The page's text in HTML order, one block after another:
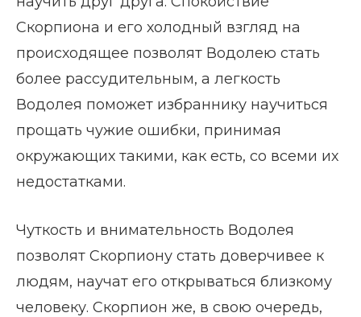
Скорпиона и его холодный взгляд на
происходящее позволят Водолею стать
более рассудительным, а легкость
Водолея поможет избраннику научиться
прощать чужие ошибки, принимая
окружающих такими, как есть, со всеми их
недостатками.
Чуткость и внимательность Водолея
позволят Скорпиону стать доверчивее к
людям, научат его открываться близкому
человеку. Скорпион же, в свою очередь,